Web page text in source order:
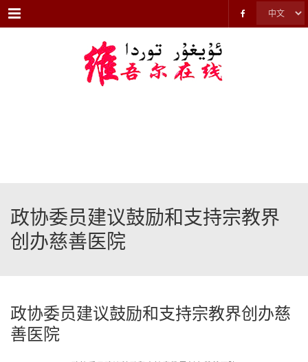
Menu
政协委员建议鼓励和支持宗教界
创办慈善医院
政协委员建议鼓励和支持宗教界创办慈
善医院